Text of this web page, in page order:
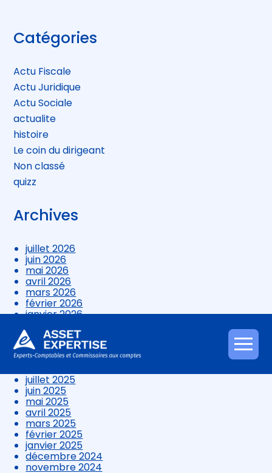
Aller
au
Blog
sidebar
Catégories
Actu Fiscale
Actu Juridique
Actu Sociale
actualite
histoire
Le coin du dirigeant
Non classé
quizz
Archives
juillet 2026
juin 2026
mai 2026
avril 2026
mars 2026
février 2026
janvier 2026
novembre 2025
octobre 2025
septembre 2025
juillet 2025
juin 2025
mai 2025
avril 2025
mars 2025
février 2025
janvier 2025
décembre 2024
novembre 2024